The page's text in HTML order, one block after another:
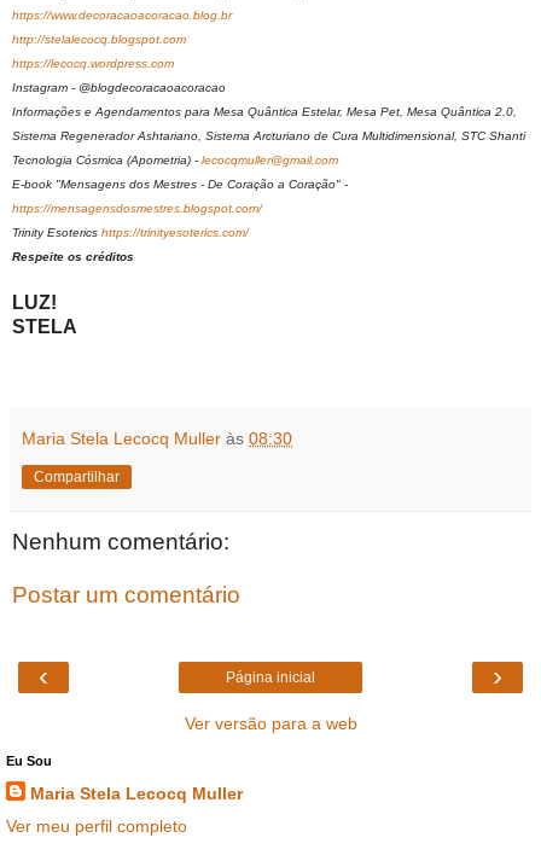
https://www.decoracaoacoracao.blog.br
http://stelalecocq.blogspot.com
https://lecocq.wordpress.com
Instagram - @blogdecoracaoacoracao
Informações e Agendamentos para Mesa Quântica Estelar, Mesa Pet, Mesa Quântica 2.0,
Sistema Regenerador Ashtariano, Sistema Arcturiano de Cura Multidimensional, STC Shanti
Tecnologia Cósmica (Apometria) - lecocqmuller@gmail.com
E-book "Mensagens dos Mestres - De Coração a Coração" -
https://mensagensdosmestres.blogspot.com/
Trinity Esoterics https://trinityesoterics.com/
Respeite os créditos
LUZ!
STELA
Maria Stela Lecocq Muller às 08:30
Compartilhar
Nenhum comentário:
Postar um comentário
‹ ›
Página inicial
Ver versão para a web
Eu Sou
Maria Stela Lecocq Muller
Ver meu perfil completo